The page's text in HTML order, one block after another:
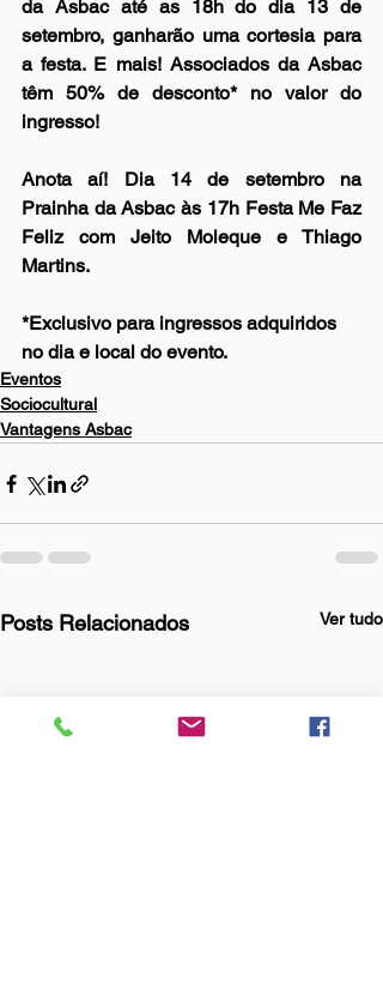
da Asbac até as 18h do dia 13 de
setembro, ganharão uma cortesia para
a festa. E mais! Associados da Asbac
têm 50% de desconto* no valor do
ingresso!
Anota aí! Dia 14 de setembro na
Prainha da Asbac às 17h Festa Me Faz
Feliz com Jeito Moleque e Thiago
Martins.
*Exclusivo para ingressos adquiridos
no dia e local do evento.
Eventos
Sociocultural
Vantagens Asbac
Posts Relacionados Ver tudo